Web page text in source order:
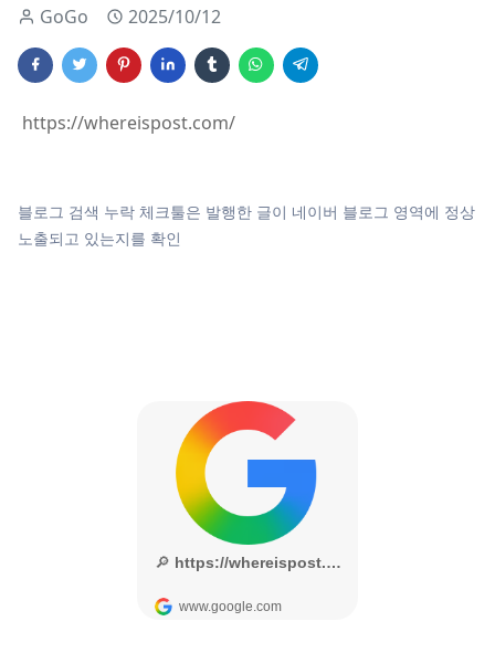
GoGo 2025/10/12
https://whereispost.com/
블로그 검색 누락 체크툴은 발행한 글이 네이버 블로그 영역에 정상
노출되고 있는지를 확인